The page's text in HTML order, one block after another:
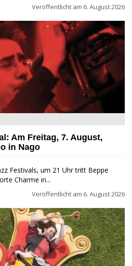
Veröffentlicht am 6. August 2026
beim Garda Jazz Festival
Am Freitag, 7. August,
in Nago
Festivals, um 21 Uhr tritt Beppe
Charme in...
Veröffentlicht am 6. August 2026